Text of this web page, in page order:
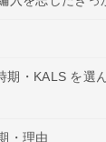
加
期・KALS を選
・理由